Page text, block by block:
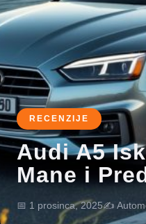
RECENZIJE
Audi A5
Mane i
📅 1 prosinca, 2025✍️